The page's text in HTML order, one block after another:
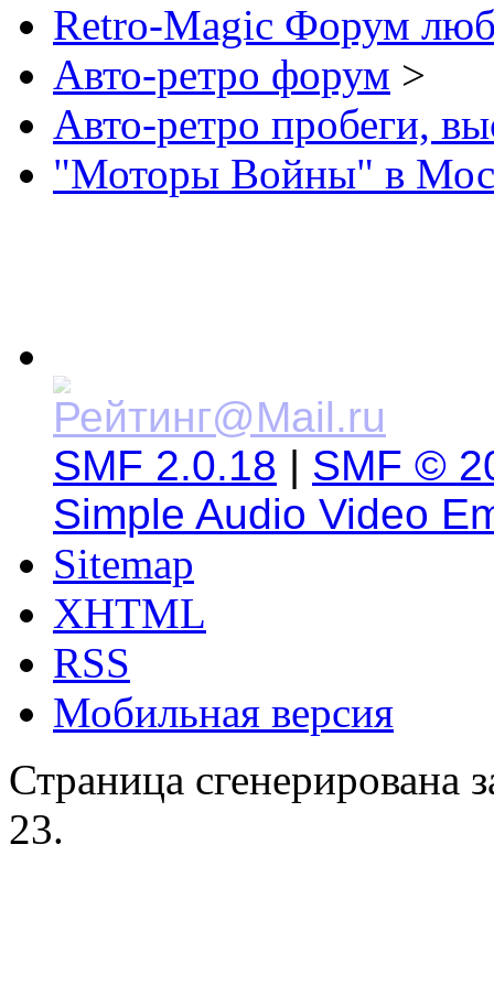
Retro-Magic Форум
Авто-ретро форум >
Авто-ретро пробеги,
"Моторы Войны" в
SMF 2.0.18 | SMF ©
Simple Audio Video
Sitemap
XHTML
RSS
Мобильная версия
Страница сгенерирована
23.